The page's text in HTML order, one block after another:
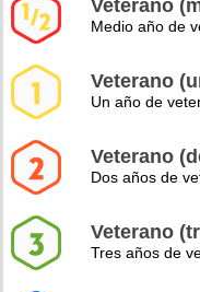
Veterano
Medio año de
Veterano
Un año de
Veterano
Dos años de
Veterano
Tres años de